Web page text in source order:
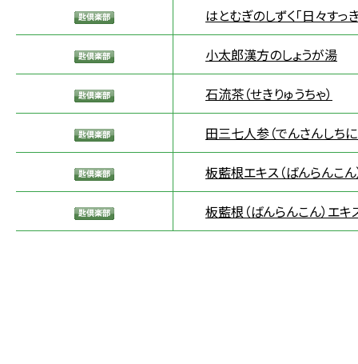
はとむぎのしずく「日々すっ
小太郎漢方のしょうが湯
石流茶（せきりゅうちゃ）
田三七人参（でんさんしちに
板藍根エキス（ばんらんこん
板藍根（ばんらんこん）エキ